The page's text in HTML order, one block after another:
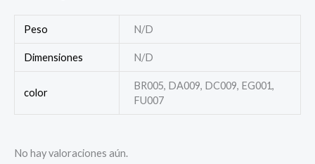
Peso N/D
Dimensiones N/D
color
BR005, DA009, DC009, EG001,
FU007
No hay valoraciones aún.